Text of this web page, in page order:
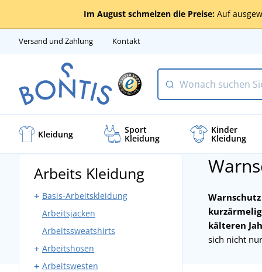
Im August schmelzen die Preise: Auf
Versand und Zahlung Kontakt
Kleidung Sport
Kleidung
Kinder
Kleidung
kälteren
sich nicht
Arbeits Kleidung
Basis-Arbeitskleidung
Arbeitshosen mit Latz
Arbeitshosen ohne Latz
Bundjacken
Arbeitskleidung Sets
Arbeitsjacken
Arbeitssweatshirts
Arbeitshosen
Bundhosen
Arbeitswesten